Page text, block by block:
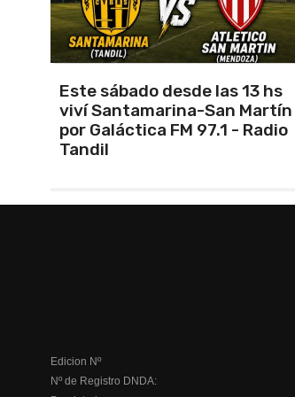
Vuelve el torneo oficial de
hockey
Edicion Nº
Nº de Registro DNDA: